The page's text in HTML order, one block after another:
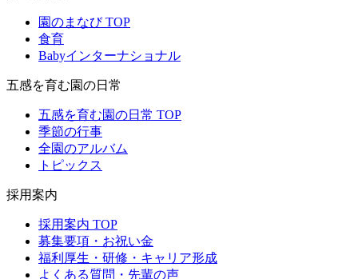
園のまなび TOP
食育
Babyインターナショナル
五感を育む園の日常
五感を育む園の日常 TOP
季節の行事
全園のアルバム
トピックス
採用案内
採用案内 TOP
募集要項・お祝い金
福利厚生・研修・キャリア形成
よくある質問・先輩の声